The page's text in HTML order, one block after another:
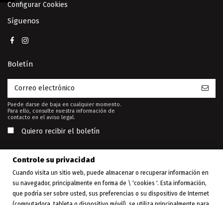
Configurar Cookies
Síguenos
Boletín
Puede darse de baja en cualquier momento.
Para ello, consulte nuestra información de
contacto en el aviso legal.
Quiero recibir el boletín
Esta web está financiada por la
Unión Europea - Next Generation
EU
Controle su privacidad
Cuando visita un sitio web, puede almacenar o recuperar información en
su navegador, principalmente en forma de \ 'cookies '. Esta información,
que podría ser sobre usted, sus preferencias o su dispositivo de Internet